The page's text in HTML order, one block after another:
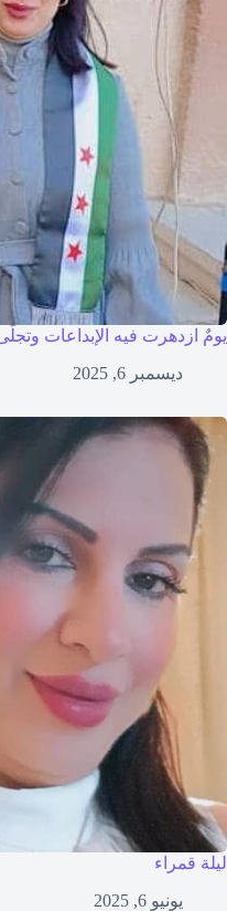
يومٌ ازدهرت فيه الإبداعات
ديسمبر 6, 2025
ليلة قمراء
يونيو 6, 2025